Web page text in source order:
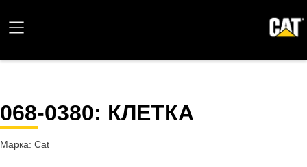
068-0380: КЛЕТКА
Марка: Cat